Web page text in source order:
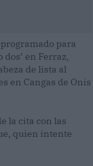
para
en Ferraz,
de lista al
en Cangas de Onís
la cita con las
quien intente